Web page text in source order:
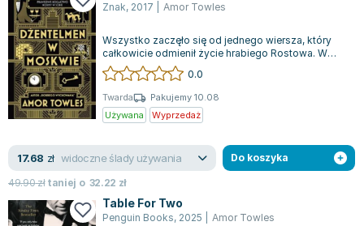
Leszek Czarnecki
Joanna Racewicz
Maria Seweryn
Janina Zającówna
Eric Helms
Anna Prus (oprac.)
Agnieszka Maciąg
Barbara Wrzesińska
Terry Pratchett
Virginia Woolf
Znak, 2017 Amor Towles
Wszystko zaczęło się od jednego wiersza, który
całkowicie odmienił życie hrabiego Rostowa. W
wyniku tego utworu, musiał on opuścić...
0.0
Twarda
Pakujemy 10.08
Używana
Wyprzedaż
17.68 zł widoczne ślady używania
49.90złtaniej o 32.22 zł
Do koszyka
Table For Two
Penguin Books, 2025 Amor Towles